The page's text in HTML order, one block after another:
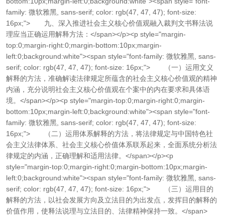
family: 微软雅黑, sans-serif; color: rgb(47, 47, 47); font-size:
16px;"> 九、深入推进社会主义核心价值观融入裁判文书释法说
理应当正确运用解释方法：</span></p><p style="margin-
top:0;margin-right:0;margin-bottom:10px;margin-
left:0;background:white"><span style="font-family: 微软雅黑, sans-
serif; color: rgb(47, 47, 47); font-size: 16px;"> （一）运用文义
解释的方法，准确解读法律规定所蕴含的社会主义核心价值观的精神
内涵，充分说明社会主义核心价值观在个案中的内在要求和具体语
境。</span></p><p style="margin-top:0;margin-right:0;margin-
bottom:10px;margin-left:0;background:white"><span style="font-
family: 微软雅黑, sans-serif; color: rgb(47, 47, 47); font-size:
16px;"> （二）运用体系解释的方法，将法律规定与中国特色社
会主义法律体系、社会主义核心价值体系联系起来，全面系统分析法
律规定的内涵，正确理解和适用法律。</span></p><p
style="margin-top:0;margin-right:0;margin-bottom:10px;margin-
left:0;background:white"><span style="font-family: 微软雅黑, sans-
serif; color: rgb(47, 47, 47); font-size: 16px;"> （三）运用目的
解释的方法，以社会发展方向及立法目的为出发点，发挥目的解释的
价值作用，使释法说理与立法目的、法律精神保持一致。</span>